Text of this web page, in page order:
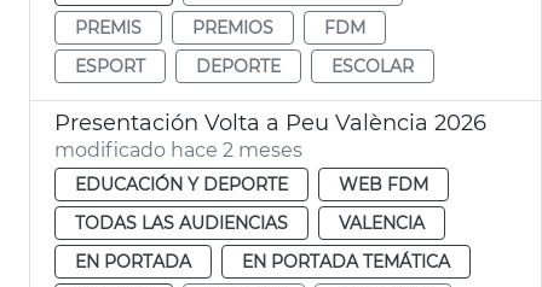
PREMIS
PREMIOS
FDM
ESPORT
DEPORTE ESCOLAR
Presentación Volta a Peu València 2026
modificado hace 2 meses
EDUCACIÓN Y DEPORTE
WEB FDM
TODAS LAS AUDIENCIAS
VALENCIA
EN PORTADA
EN PORTADA TEMÁTICA